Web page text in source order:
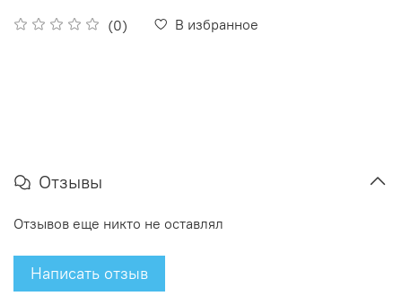
(0) В избранное
Отзывы
Отзывов еще никто не оставлял
Написать отзыв